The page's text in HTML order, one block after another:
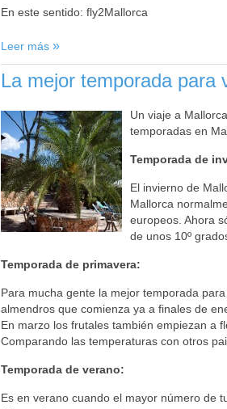
En este sentido: fly2Mallorca
Leer más
La mejor temporada para
Un viaje a
temporadas en
Temporada de
El invierno de
Mallorca
europeos. Ahora
de unos 10º
Temporada de primavera:
Para mucha gente la mejor temporada
almendros que comienza ya a finales de
En marzo los frutales también empiezan a
Comparando las temperaturas con otros
Temporada de verano:
Es en verano cuando el mayor número de